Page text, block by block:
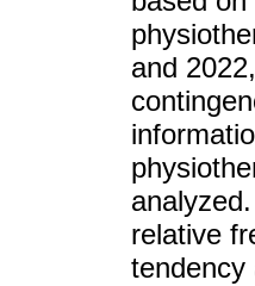
and
relative
tendency